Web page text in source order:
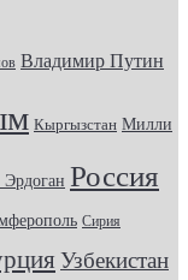
Владимир Путин
Кыргызстан Милли
Россия
Сирия
Узбекистан